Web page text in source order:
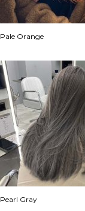
Pale Orange
Pearl Gray